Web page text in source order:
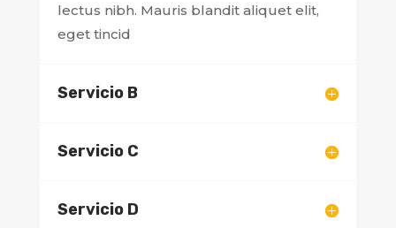
lectus nibh. Mauris blandit aliquet elit,
eget tincid
Servicio B
Servicio C
Servicio D